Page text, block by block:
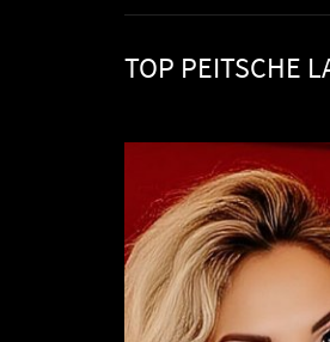
TOP PEITSCHE